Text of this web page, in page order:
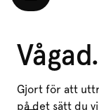
Vågad.
Gjort för att
på det sätt du